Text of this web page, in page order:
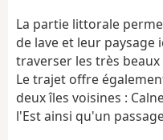
La partie littorale
de lave et leur paysage
traverser les très
Le trajet offre
deux îles voisines :
l'Est ainsi qu'un